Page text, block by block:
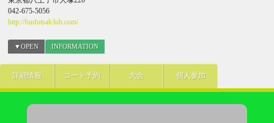
042-675-5056
http://funfutsalclub.com/
▼OPEN INFORMATION
詳細情報 コート予約 大会 個人参加